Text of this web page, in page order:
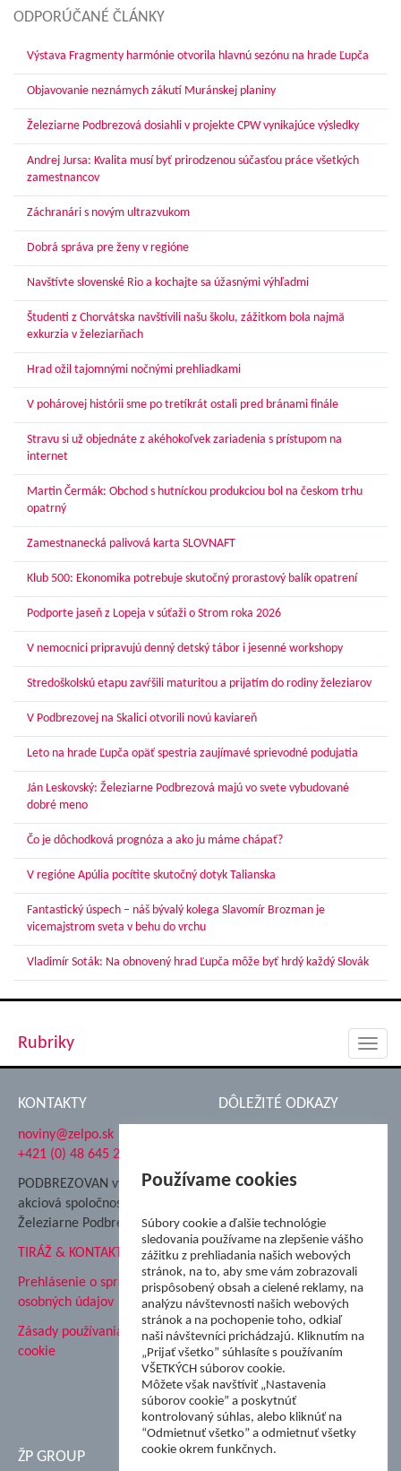
ODPORÚČANÉ ČLÁNKY
Výstava Fragmenty harmónie otvorila hlavnú sezónu na hrade Ľupča
Objavovanie neznámych zákutí Muránskej planiny
Železiarne Podbrezová dosiahli v projekte CPW vynikajúce výsledky
Andrej Jursa: Kvalita musí byť prirodzenou súčasťou práce všetkých
zamestnancov
Záchranári s novým ultrazvukom
Dobrá správa pre ženy v regióne
Navštívte slovenské Rio a kochajte sa úžasnými výhľadmi
Študenti z Chorvátska navštívili našu školu, zážitkom bola najmä
exkurzia v železiarňach
Hrad ožil tajomnými nočnými prehliadkami
V pohárovej histórii sme po tretíkrát ostali pred bránami finále
Stravu si už objednáte z akéhokoľvek zariadenia s prístupom na
internet
Martin Čermák: Obchod s hutníckou produkciou bol na českom trhu
opatrný
Zamestnanecká palivová karta SLOVNAFT
Klub 500: Ekonomika potrebuje skutočný prorastový balík opatrení
Podporte jaseň z Lopeja v súťaži o Strom roka 2026
V nemocnici pripravujú denný detský tábor i jesenné workshopy
Stredoškolskú etapu zavŕšili maturitou a prijatím do rodiny železiarov
V Podbrezovej na Skalici otvorili novú kaviareň
Leto na hrade Ľupča opäť spestria zaujímavé sprievodné podujatia
Ján Leskovský: Železiarne Podbrezová majú vo svete vybudované
dobré meno
Čo je dôchodková prognóza a ako ju máme chápať?
V regióne Apúlia pocítite skutočný dotyk Talianska
Fantastický úspech – náš bývalý kolega Slavomír Brozman je
vicemajstrom sveta v behu do vrchu
Vladimír Soták: Na obnovený hrad Ľupča môže byť hrdý každý Slovák
Rubriky
KONTAKTY
noviny@zelpo.sk
+421 (0) 48 645 2711
PODBREZOVAN vydáva
akciová spoločnosť
Železiarne Podbrezová
TIRÁŽ & KONTAKT
Prehlásenie o spracovaní
osobných údajov
Zásady používania súborov
cookie
DÔLEŽITÉ ODKAZY
Nadácia Železiarne
ŽP Informatika s.r.o.
ŠK Železiarne Podbrezová
Tále a.s.
ŽP GROUP
Používame cookies
Súbory cookie a ďalšie technológie
sledovania používame na zlepšenie vášho
zážitku z prehliadania našich webových
stránok, na to, aby sme vám zobrazovali
prispôsobený obsah a cielené reklamy, na
analýzu návštevnosti našich webových
stránok a na pochopenie toho, odkiaľ
naši návštevníci prichádzajú. Kliknutím na
„Prijať všetko” súhlasíte s používaním
VŠETKÝCH súborov cookie.
Môžete však navštíviť „Nastavenia
súborov cookie” a poskytnúť
kontrolovaný súhlas, alebo kliknúť na
“Odmietnuť všetko” a odmietnuť všetky
cookie okrem funkčnych.